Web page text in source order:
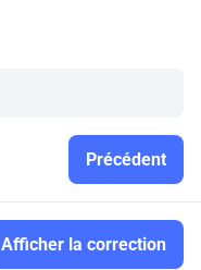
Précédent
Afficher la correction